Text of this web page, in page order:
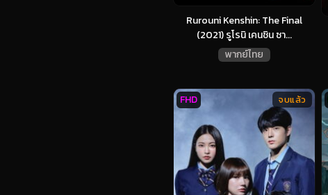
Rurouni Kenshin: The Final
(2021) รูโรนิ เคนชิน ซา...
พากย์ไทย
จบแล้ว
FHD